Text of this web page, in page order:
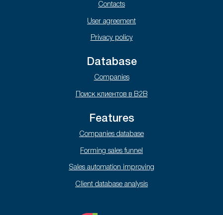
Contacts
User agreement
Privacy policy
Database
Companies
Поиск клиентов в B2B
Features
Companies database
Forming sales funnel
Sales automation improving
Client database analysis